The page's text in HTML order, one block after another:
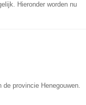
Hieronder worden nu
provincie Henegouwen.